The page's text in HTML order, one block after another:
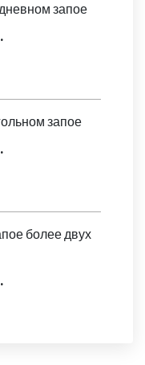
запое
запое
более двух